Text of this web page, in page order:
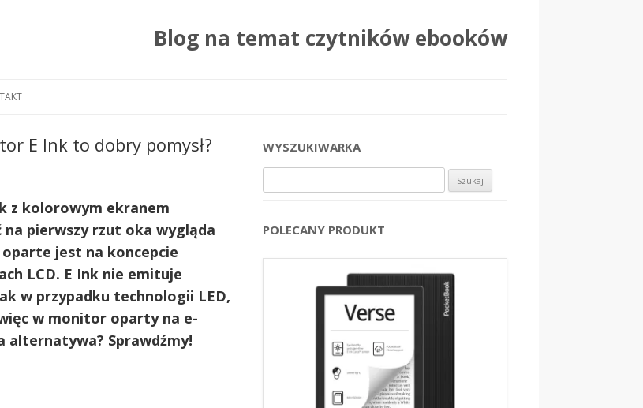
Blog na temat czytników ebooków
E Ink to dobry pomysł?
z kolorowym ekranem
pierwszy rzut oka wygląda
jest na koncepcie
LCD. E Ink nie emituje
w przypadku technologii LED,
w monitor oparty na e-
alternatywa? Sprawdźmy!
WYSZUKIWARKA
POLECANY PRODUKT